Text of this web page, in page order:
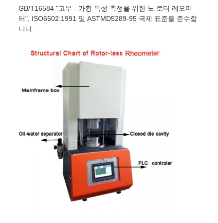
GB/T16584 "고무 - 가황 특성 측정을 위한 노 로터 레오미
터", ISO6502:1991 및 ASTMD5289-95 국제 표준을 준수합
니다.